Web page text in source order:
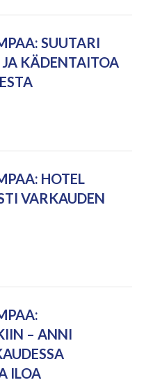
SUUTARI
KÄDENTAITOA
HOTEL
VARKAUDEN
– ANNI
ILOA